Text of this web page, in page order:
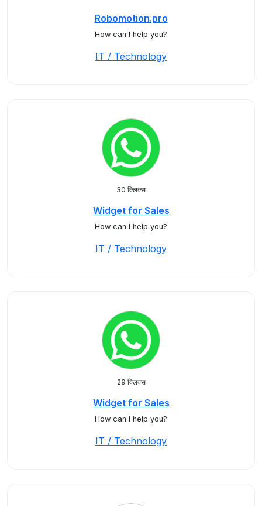
Robomotion.pro
How can I help you?
IT / Technology
30 क्लिक्स
Widget for Sales
How can I help you?
IT / Technology
29 क्लिक्स
Widget for Sales
How can I help you?
IT / Technology